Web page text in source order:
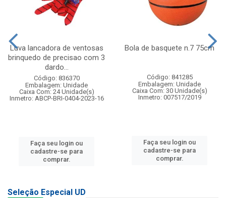
Luva lancadora de ventosas
brinquedo de precisao com 3
dardo...
Código: 836370
Embalagem: Unidade
Caixa Com: 24 Unidade(s)
Inmetro: ABCP-BRI-0404-2023-16
Faça seu login ou
cadastre-se para
comprar.
Bola de basquete n.7 75cm
Código: 841285
Embalagem: Unidade
Caixa Com: 30 Unidade(s)
Inmetro: 007517/2019
Faça seu login ou
cadastre-se para
comprar.
Seleção Especial UD